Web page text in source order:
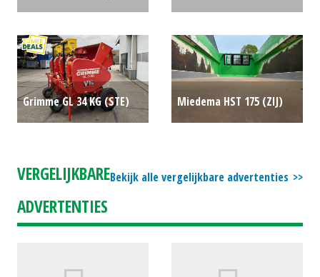
#26431
€0
#26855
€2250
Grimme GL 34 KG (STE)
Miedema HST 175 (ZIJ)
Bekijk alle vergelijkbare advertenties
VERGELIJKBARE
ADVERTENTIES